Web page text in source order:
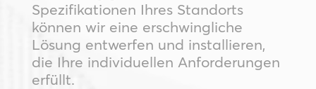
Spezifikationen Ihres Standorts
können wir eine erschwingliche
Lösung entwerfen und installieren,
die Ihre individuellen Anforderungen
erfüllt.